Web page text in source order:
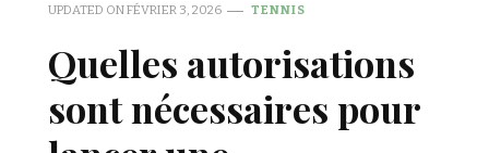
UPDATED ONFÉVRIER 3, 2026 TENNIS
Quelles autorisations
sont nécessaires pour